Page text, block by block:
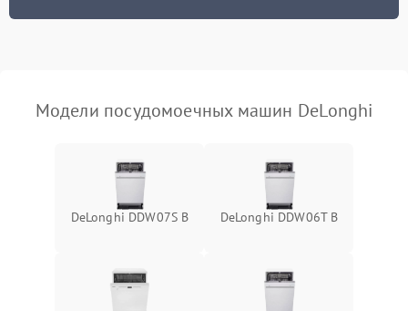
Модели посудомоечных машин DeLonghi
DeLonghi DDW07S B DeLonghi DDW06T B